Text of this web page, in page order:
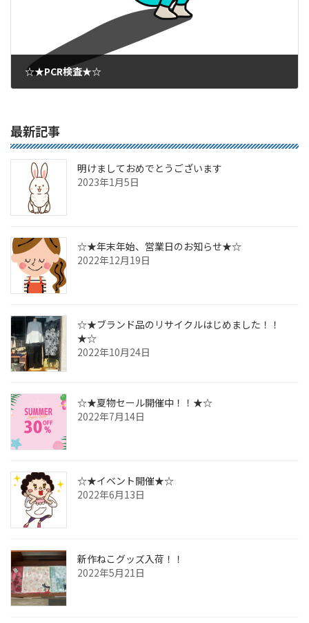
☆★PCR検査★☆
最新記事
明けましておめでとうございます
2023年1月5日
☆★年末年始、営業日のお知らせ★☆
2022年12月19日
☆★ブランド品のリサイクルはじめました！！
★☆
2022年10月24日
☆★夏物セール開催中！！★☆
2022年7月14日
☆★イベント開催★☆
2022年6月13日
新作ねこグッズ入荷！！
2022年5月21日